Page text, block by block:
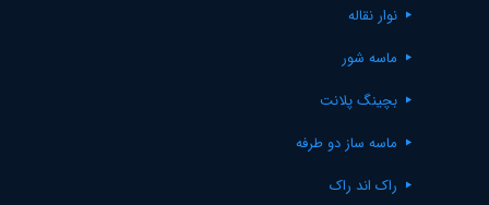
نوار نقاله
ماسه شور
بچینگ پلانت
ماسه ساز دو طرفه
راک اند راک